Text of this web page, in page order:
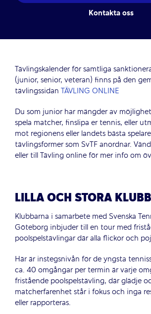
Kontakta oss
Tävlingskalender för samtliga
(junior, senior, veteran) finns på den
tävlingssidan TÄVLING ONLINE
Du som junior har mängder av
spela matcher, finslipa er tennis, eller
mot regionens eller landets bästa
tävlingsformer som SvTF anordnar.
eller till Tävling online för mer info om
LILLA OCH STORA
Klubbarna i samarbete med Svenska
Göteborg inbjuder till en tour med
poolspelstävlingar där alla flickor och
Här är instegsnivån för de yngsta
ca. 40 omgångar per termin är varje
fristående poolspelstävling, där glädje
matcherfarenhet står i fokus och inga
eller rapporteras.